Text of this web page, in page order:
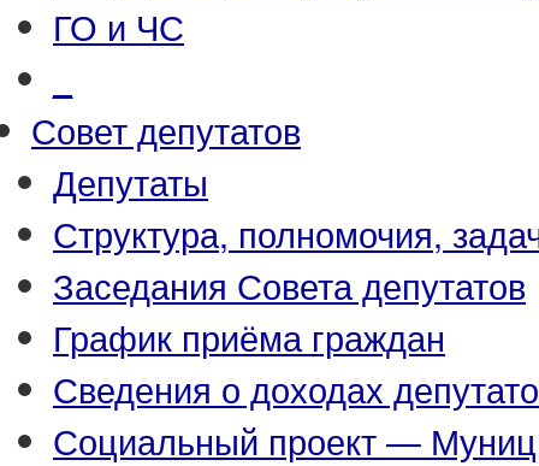
ГО и ЧС
Совет депутатов
Депутаты
Структура, полномочия,
Заседания Совета депутатов
График приёма граждан
Сведения о доходах
Социальный проект —